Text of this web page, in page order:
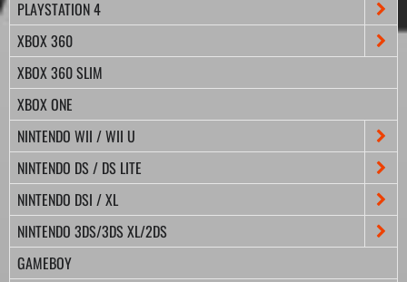
PLAYSTATION 4
XBOX 360
XBOX 360 SLIM
XBOX ONE
NINTENDO WII / WII U
NINTENDO DS / DS LITE
NINTENDO DSI / XL
NINTENDO 3DS/3DS XL/2DS
GAMEBOY